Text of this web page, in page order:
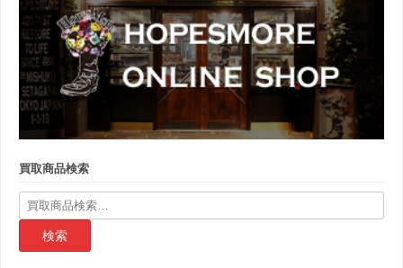
買取商品検索
検
索
果: